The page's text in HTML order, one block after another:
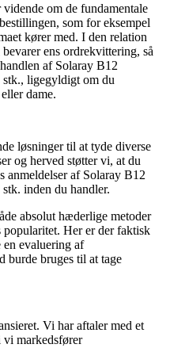
om de fundamentale
som for eksempel
kører med. I den relation
ens ordrekvittering, så
af Solaray B12
ligegyldigt om du
dame.
løsninger til at tyde diverse
og herved støtter vi, at du
anmeldelser af Solaray B12
inden du handler.
absolut hæderlige metoder
Her er der faktisk
evaluering af
burde bruges til at tage
Vi har aftaler med et
markedsfører